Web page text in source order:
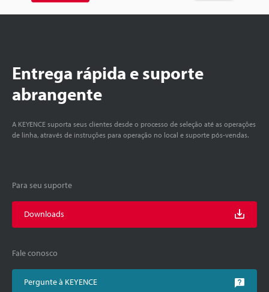
Entrega rápida e suporte
abrangente
A KEYENCE suporta seus clientes desde o processo de seleção até as operações
de linha, através de instruções para operação no local e suporte pós-vendas.
Para seu suporte
Downloads
Fale conosco
Pergunte à KEYENCE